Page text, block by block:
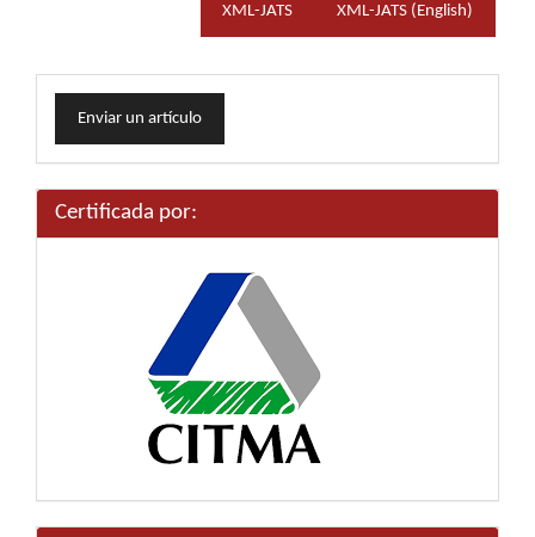
XML-JATS XML-JATS (English)
Enviar
unEnviar un artículo
Certificada por: